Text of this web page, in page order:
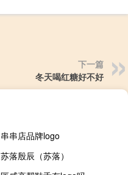
下一篇
冬天喝红糖好不好
串串店品牌logo
苏落殷辰（苏落）